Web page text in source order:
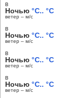
в
Ночью °C.. °C
ветер – м/c
в
Ночью °C.. °C
ветер – м/c
в
Ночью °C.. °C
ветер – м/c
в
Ночью °C.. °C
ветер – м/c